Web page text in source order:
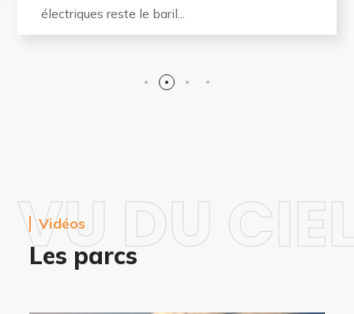
électriques reste le baril...
Vidéos
Les parcs
VU DU